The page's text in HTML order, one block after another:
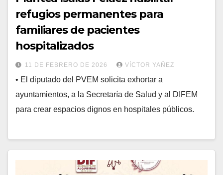
refugios permanentes para
familiares de pacientes
hospitalizados
11 DE FEBRERO DE 2026 VÍCTOR YAÑEZ
• El diputado del PVEM solicita exhortar a
ayuntamientos, a la Secretaría de Salud y al DIFEM
para crear espacios dignos en hospitales públicos.